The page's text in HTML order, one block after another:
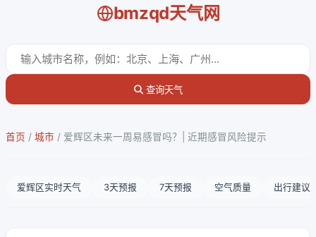
bmzqd天气网
查询天气
首页 / 城市 / 爱辉区未来一周易感冒吗？| 近期感冒风险提示
爱辉区实时天气 3天预报 7天预报 空气质量 出行建议